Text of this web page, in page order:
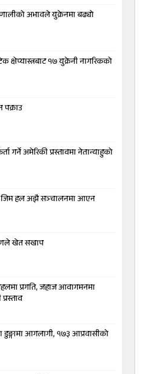
अभावले युक्रेनमा बढ्यो
क्षेप्यास्त्रबाट १७ युक्रेनी नागरिकको
पक्राउ
गर्ने अमेरिकी प्रस्तावमा नेतान्याहुको
जिम हल अझै सञ्चालनमा आएन
खेत सखाप
प्रगति, जहाज आवागमनमा
डुङ्गामा आगलागी, १७३ आप्रवासीको